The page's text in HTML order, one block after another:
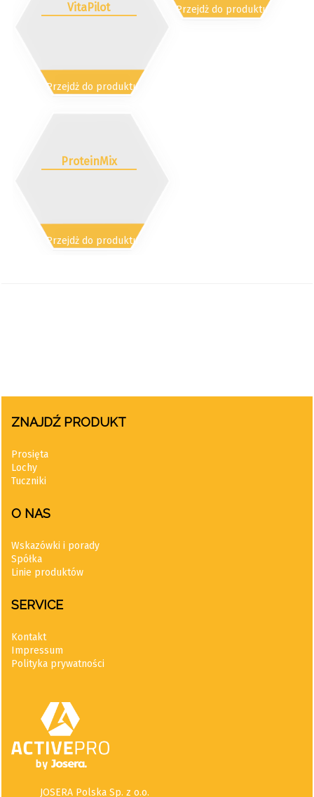
VitaPilot
Przejdż do produktu
Przejdż do produktu
ProteinMix
Przejdż do produktu
ZNAJDŹ PRODUKT
Prosięta
Lochy
Tuczniki
O NAS
Wskazówki i porady
Spółka
Linie produktów
SERVICE
Kontakt
Impressum
Polityka prywatności
JOSERA Polska Sp. z o.o.